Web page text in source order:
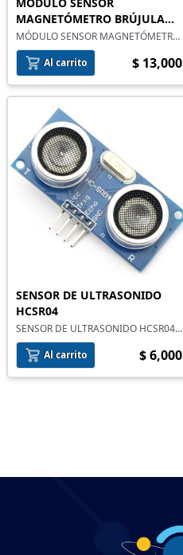
MÓDULO SENSOR
MAGNETÓMETRO BRÚJULA
HMC5883 GY-271
MÓDULO SENSOR MAGNETÓMETRO
BRÚJULA HMC5883 GY-271
Al carrito
$ 13,000
SENSOR DE ULTRASONIDO
HCSR04
SENSOR DE ULTRASONIDO HCSR04
(2 A 450CM)
Al carrito
$ 6,000